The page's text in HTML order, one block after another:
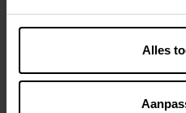
Alles
Maandag 10:00
18:00
18:00
Woensdag
Donderdag
10:00
18:00
18:00